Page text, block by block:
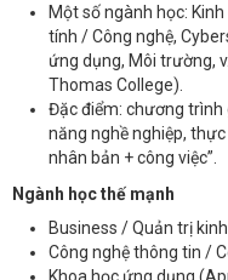
Một số ngành học:
tính / Công nghệ,
ứng dụng, Môi trường,
Thomas College).
Đặc điểm: chương
năng nghề nghiệp,
nhân bản + công việc”.
Ngành học thế mạnh
Business / Quản trị
Công nghệ thông tin /